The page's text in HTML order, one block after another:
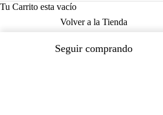
Tu Carrito esta vacío
Volver a la Tienda
Seguir comprando